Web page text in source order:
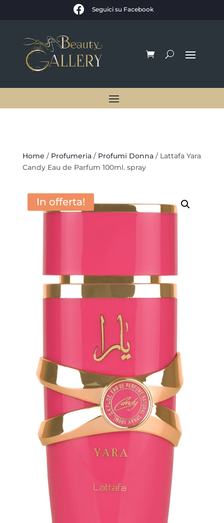
 Seguici su Facebook
Home / Profumeria/ Profumi Donna/ Lattafa Yara
Candy Eau de Parfum 100ml. spray
In offerta!